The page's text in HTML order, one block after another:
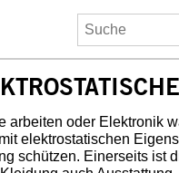
arbeiten oder Elektronik
elektrostatischen
schützen. Einerseits ist